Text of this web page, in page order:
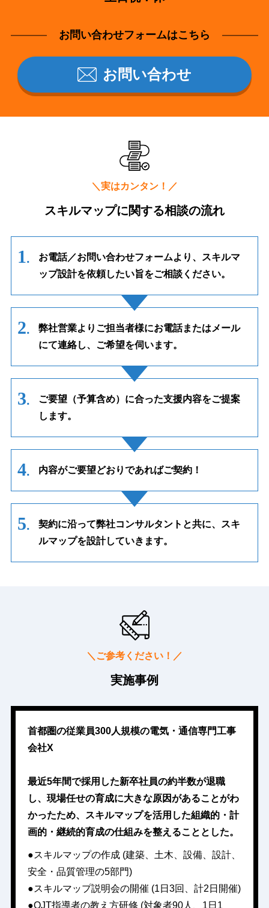
お問い合わせフォームはこちら
お問い合わせ
＼実はカンタン！／
スキルマップに関する相談の流れ
お電話／お問い合わせフォームより、スキルマ
ップ設計を依頼したい旨をご相談ください。
弊社営業よりご担当者様にお電話またはメール
にて連絡し、ご希望を伺います。
ご要望（予算含め）に合った支援内容をご提案
します。
内容がご要望どおりであればご契約！
契約に沿って弊社コンサルタントと共に、スキ
ルマップを設計していきます。
＼ご参考ください！／
実施事例
首都圏の従業員300人規模の電気・通信専門工事
会社X
最近5年間で採用した新卒社員の約半数が退職
し、現場任せの育成に大きな原因があることがわ
かったため、スキルマップを活用した組織的・計
画的・継続的育成の仕組みを整えることとした。
●スキルマップの作成 (建築、土木、設備、設計、
安全・品質管理の5部門)
●スキルマップ説明会の開催 (1日3回、計2日開催)
●OJT指導者の教え方研修 (対象者90人、1日1